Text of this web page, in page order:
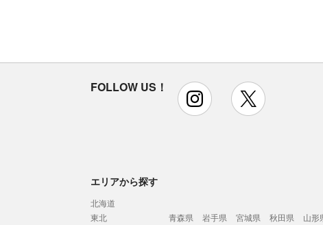
FOLLOW US！ instagram
エリアから探す
北海道
東北
青森県 岩手県 宮城県 秋田県 山形